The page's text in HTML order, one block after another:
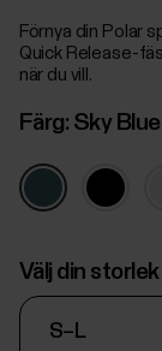
Förnya din Polar
Quick Release-
när du vill.
Färg: Sky Blue
Välj din storlek
S–L